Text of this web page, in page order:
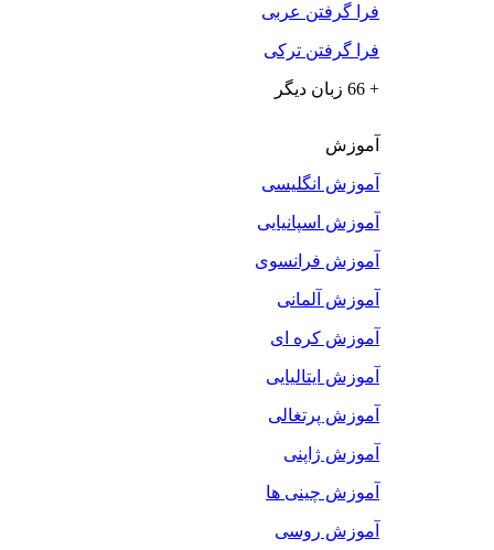
فرا گرفتن عربی
فرا گرفتن ترکی
+ 66 زبان دیگر
آموزش
آموزش انگلیسی
آموزش اسپانیایی
آموزش فرانسوی
آموزش آلمانی
آموزش کره ای
آموزش ایتالیایی
آموزش پرتغالی
آموزش ژاپنی
آموزش چینی ها
آموزش روسی